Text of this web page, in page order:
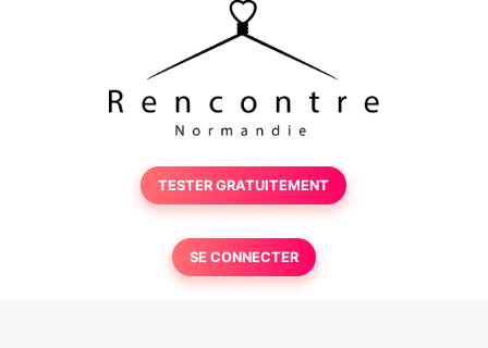
TESTER GRATUITEMENT
SE CONNECTER